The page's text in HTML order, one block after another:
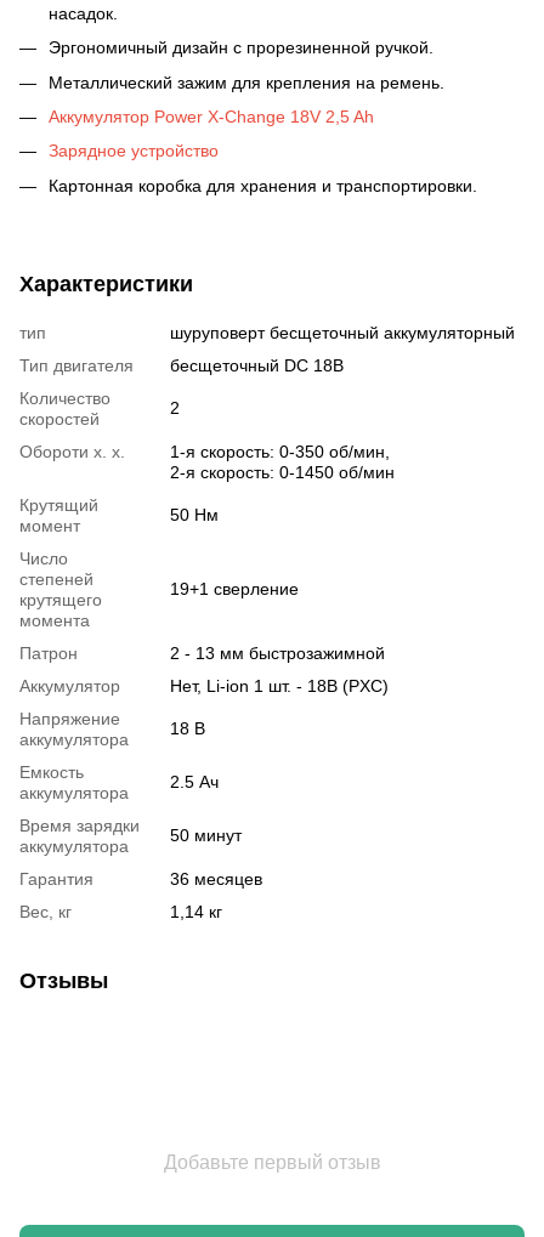
насадок.
Эргономичный дизайн с прорезиненной ручкой.
Металлический зажим для крепления на ремень.
Аккумулятор Power X-Change 18V 2,5 Ah
Зарядное устройство
Картонная коробка для хранения и транспортировки.
Характеристики
тип
шуруповерт бесщеточный аккумуляторный
Тип двигателя
бесщеточный DC 18В
Количество
скоростей
2
Обороти х. х.
1-я скорость: 0-350 об/мин,
2-я скорость: 0-1450 об/мин
Крутящий
момент
50 Нм
Число
степеней
крутящего
момента
19+1 сверление
Патрон
2 - 13 мм быстрозажимной
Аккумулятор
Нет, Li-ion 1 шт. - 18В (PXC)
Напряжение
аккумулятора
18 В
Емкость
аккумулятора
2.5 Ач
Время зарядки
аккумулятора
50 минут
Гарантия
36 месяцев
Вес, кг
1,14 кг
Отзывы
Добавьте первый отзыв